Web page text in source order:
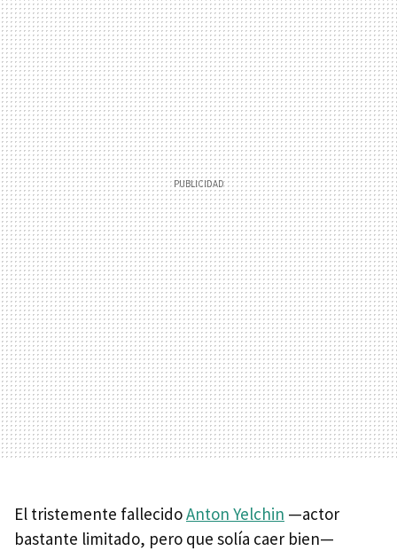
El tristemente fallecidoAnton Yelchin —actor
bastante limitado, pero que solía caer bien—